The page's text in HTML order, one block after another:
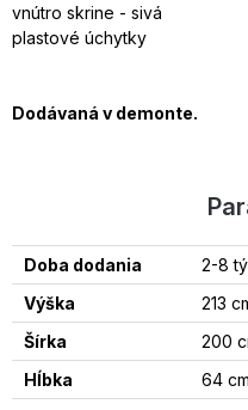
vnútro skrine - sivá
plastové úchytky
Dodávaná v demonte.
Doba dodania
2-8
Výška
213
Šírka
200
Hĺbka
64 cm